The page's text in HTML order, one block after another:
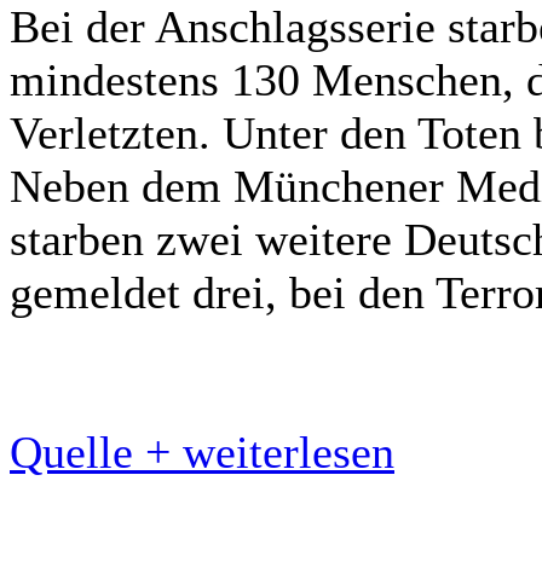
Bei der Anschlagsserie
mindestens 130
Verletzten. Unter den
Neben dem Münchener
starben zwei weitere
gemeldet drei, bei den
Quelle + weiterlesen